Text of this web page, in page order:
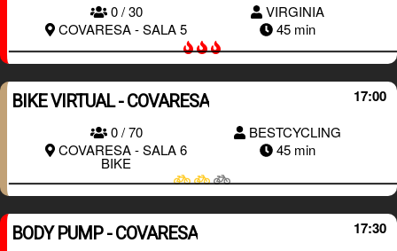
0 / 30
VIRGINIA
COVARESA - SALA 5
45 min
17:00
BIKE VIRTUAL - COVARESA
0 / 70
BESTCYCLING
COVARESA - SALA 6
BIKE
45 min
RESERVAR
17:30
BODY PUMP - COVARESA